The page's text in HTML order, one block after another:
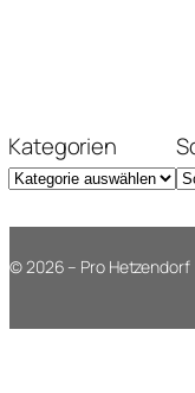
Kategorien
© 2026 – Pro Hetzendorf